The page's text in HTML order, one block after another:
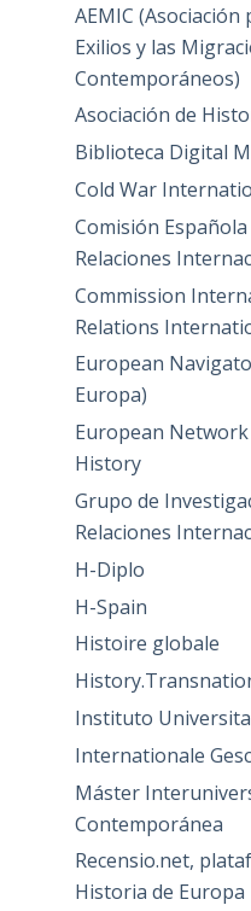
AEMIC
Exilios y las
Contemporáneos)
Asociación de
Biblioteca Digital
Cold War
Comisión
Relaciones
Commission
Relations
European
Europa)
European
History
Grupo de
Relaciones
H-Diplo
H-Spain
Histoire globale
Instituto
Internationale
Máster
Contemporánea
Recensio.net,
Historia de Europa